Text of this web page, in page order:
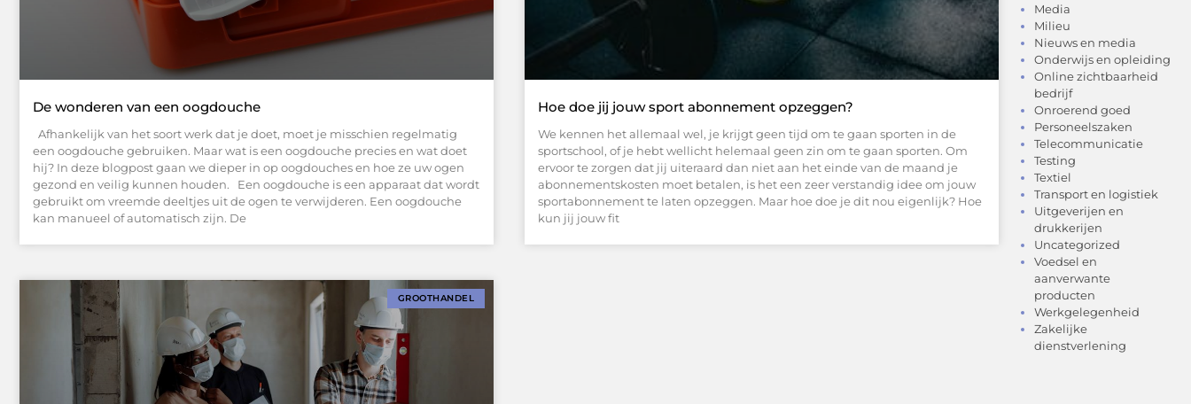
De wonderen van een oogdouche
Afhankelijk van het soort werk dat je doet, moet je misschien regelmatig
een oogdouche gebruiken. Maar wat is een oogdouche precies en wat doet
hij? In deze blogpost gaan we dieper in op oogdouches en hoe ze uw ogen
gezond en veilig kunnen houden. Een oogdouche is een apparaat dat wordt
gebruikt om vreemde deeltjes uit de ogen te verwijderen. Een oogdouche
kan manueel of automatisch zijn. De
Hoe doe jij jouw sport abonnement opzeggen?
We kennen het allemaal wel, je krijgt geen tijd om te gaan sporten in de
sportschool, of je hebt wellicht helemaal geen zin om te gaan sporten. Om
ervoor te zorgen dat jij uiteraard dan niet aan het einde van de maand je
abonnementskosten moet betalen, is het een zeer verstandig idee om jouw
sportabonnement te laten opzeggen. Maar hoe doe je dit nou eigenlijk? Hoe
kun jij jouw fit
GROOTHANDEL
Media
Milieu
Nieuws en media
Onderwijs en opleiding
Online zichtbaarheid
bedrijf
Onroerend goed
Personeelszaken
Telecommunicatie
Testing
Textiel
Transport en logistiek
Uitgeverijen en
drukkerijen
Uncategorized
Voedsel en
aanverwante
producten
Werkgelegenheid
Zakelijke
dienstverlening